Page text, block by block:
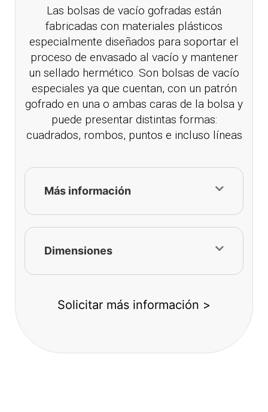
Las bolsas de vacío gofradas están
fabricadas con materiales plásticos
especialmente diseñados para soportar el
proceso de envasado al vacío y mantener
un sellado hermético. Son bolsas de vacío
especiales ya que cuentan, con un patrón
gofrado en una o ambas caras de la bolsa y
puede presentar distintas formas:
cuadrados, rombos, puntos e incluso líneas
Más información
Dimensiones
Solicitar más información >